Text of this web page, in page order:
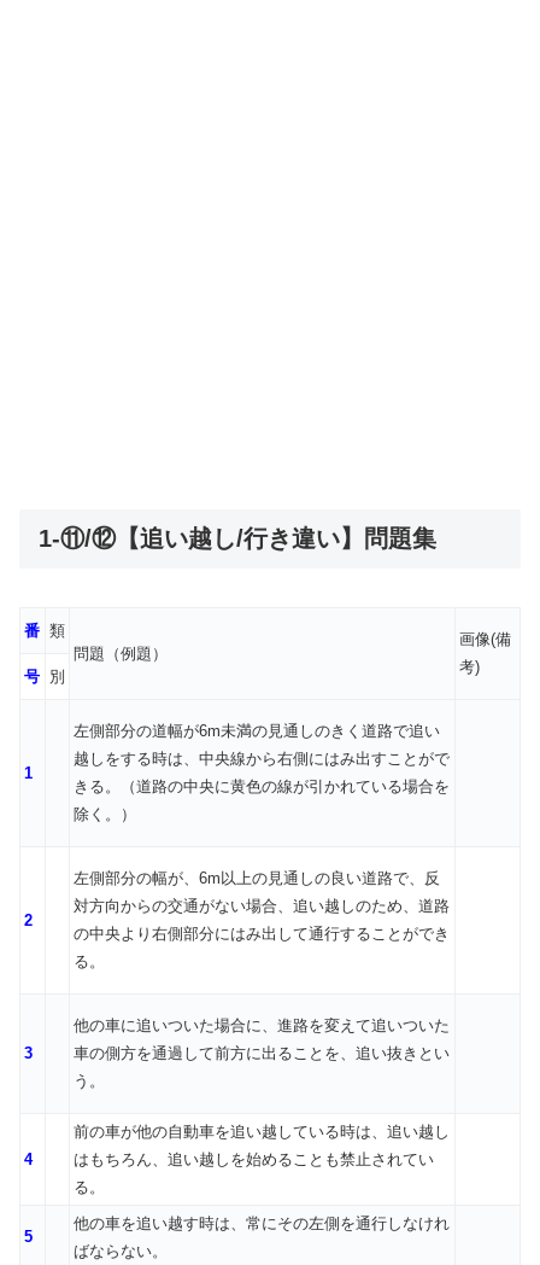
1-⑪/⑫【追い越し/行き違い】問題集
番 類
問題（例題）
画像(備
考)
号 別
1
左側部分の道幅が6m未満の見通しのきく道路で追い
越しをする時は、中央線から右側にはみ出すことがで
きる。（道路の中央に黄色の線が引かれている場合を
除く。）
2
左側部分の幅が、6m以上の見通しの良い道路で、反
対方向からの交通がない場合、追い越しのため、道路
の中央より右側部分にはみ出して通行することができ
る。
3
他の車に追いついた場合に、進路を変えて追いついた
車の側方を通過して前方に出ることを、追い抜きとい
う。
4
前の車が他の自動車を追い越している時は、追い越し
はもちろん、追い越しを始めることも禁止されてい
る。
5
他の車を追い越す時は、常にその左側を通行しなけれ
ばならない。